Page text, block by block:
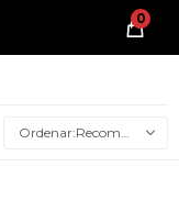
0
Recomendados